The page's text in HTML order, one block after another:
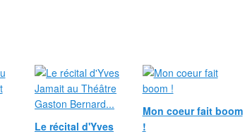
Le récital d'Yves
Mon coeur fait boom
!